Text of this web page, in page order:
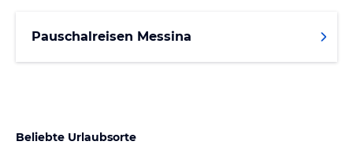
Pauschalreisen Messina
Beliebte Urlaubsorte